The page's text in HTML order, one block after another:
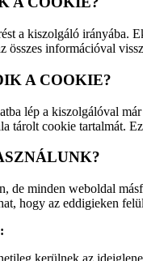
a kiszolgáló irányába.
összes információval
A COOKIE?
lép a kiszolgálóval
tárolt cookie tartalmát.
de minden weboldal
hogy az eddigieken
kerülnek az